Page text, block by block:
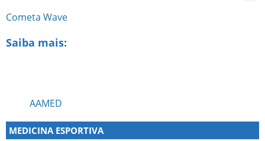
Cometa Wave
Saiba mais:
AAMED
MEDICINA ESPORTIVA